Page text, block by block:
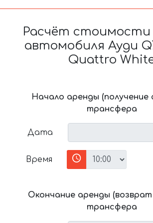
Расчёт стоимости
автомобиля Ауди
Quattro
Начало аренды (получение
трансфера
Дата
Время
Окончание аренды
трансфера